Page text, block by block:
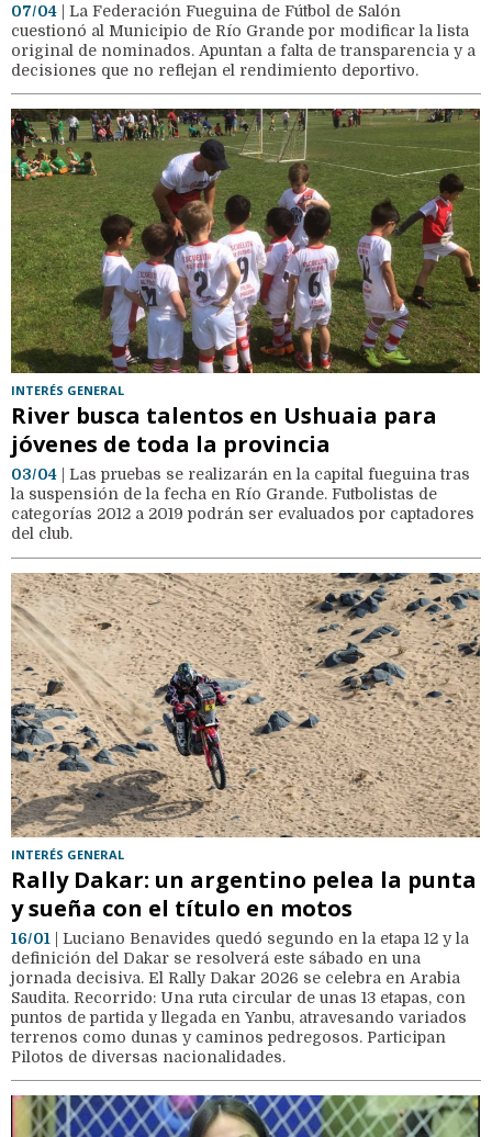
07/04 | La Federación Fueguina de Fútbol de Salón
cuestionó al Municipio de Río Grande por modificar la lista
original de nominados. Apuntan a falta de transparencia y a
decisiones que no reflejan el rendimiento deportivo.
INTERÉS GENERAL
River busca talentos en Ushuaia para
jóvenes de toda la provincia
03/04 | Las pruebas se realizarán en la capital fueguina tras
la suspensión de la fecha en Río Grande. Futbolistas de
categorías 2012 a 2019 podrán ser evaluados por captadores
del club.
INTERÉS GENERAL
Rally Dakar: un argentino pelea la punta
y sueña con el título en motos
16/01 | Luciano Benavides quedó segundo en la etapa 12 y la
definición del Dakar se resolverá este sábado en una
jornada decisiva. El Rally Dakar 2026 se celebra en Arabia
Saudita. Recorrido: Una ruta circular de unas 13 etapas, con
puntos de partida y llegada en Yanbu, atravesando variados
terrenos como dunas y caminos pedregosos. Participan
Pilotos de diversas nacionalidades.